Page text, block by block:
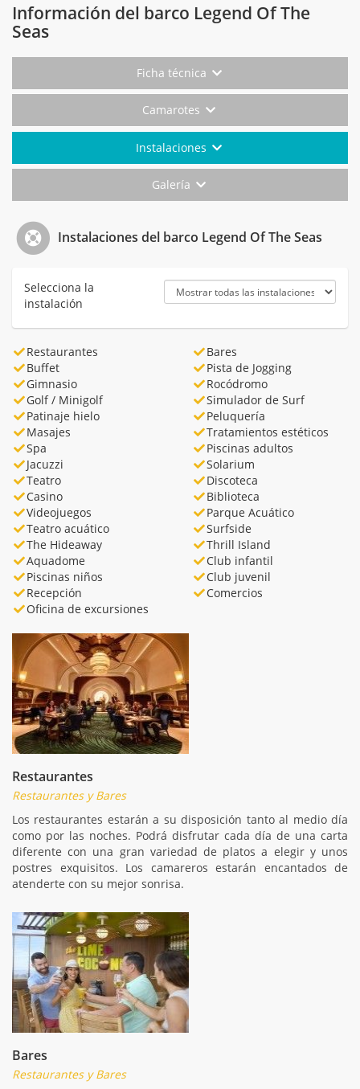
Información del barco Legend Of The
Seas
Ficha técnica
Camarotes
Instalaciones
Galería
Instalaciones del barco Legend Of The Seas
Selecciona la
instalación
Restaurantes
Bares
Buffet
Pista de Jogging
Gimnasio
Rocódromo
Golf / Minigolf
Simulador de Surf
Patinaje hielo
Peluquería
Masajes
Tratamientos estéticos
Spa
Piscinas adultos
Jacuzzi
Solarium
Teatro
Discoteca
Casino
Biblioteca
Videojuegos
Parque Acuático
Teatro acuático
Surfside
The Hideaway
Thrill Island
Aquadome
Club infantil
Piscinas niños
Club juvenil
Recepción
Comercios
Oficina de excursiones
Restaurantes
Restaurantes y Bares
Los restaurantes estarán a su disposición tanto al medio día
como por las noches. Podrá disfrutar cada día de una carta
diferente con una gran variedad de platos a elegir y unos
postres exquisitos. Los camareros estarán encantados de
atenderte con su mejor sonrisa.
Bares
Restaurantes y Bares